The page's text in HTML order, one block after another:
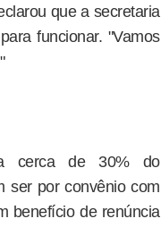
que a secretaria
funcionar. "Vamos
cerca de 30% do
ser por convênio com
benefício de renúncia